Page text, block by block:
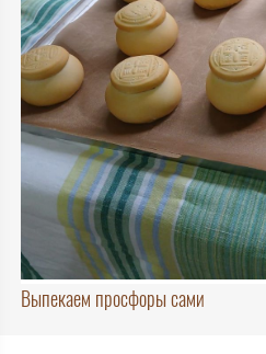
Выпекаем просфоры сами